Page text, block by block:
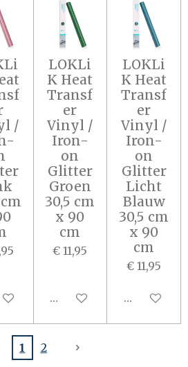
/
LOKLi
K Heat
Transf
er
Vinyl /
Iron-
on
Glitter
Groen
30,5 cm
x 90
cm
€ 11,95
In winkelwagen
LOKLi
K Heat
Transf
er
Vinyl /
Iron-
on
Glitter
Licht
Blauw
30,5 cm
x 90
cm
€ 11,95
In
1 2